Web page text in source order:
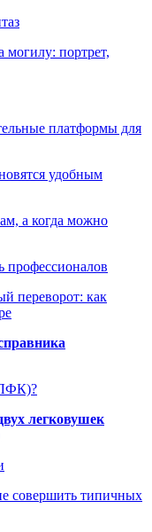
могилу: портрет,
платформы для
удобным
а когда можно
профессионалов
переворот: как
легковушек
совершить типичных